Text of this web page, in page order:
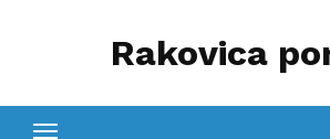
Rakovica